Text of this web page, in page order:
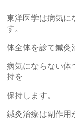
東洋医学は病気に
す。
体全体を診て鍼灸
病気にならない体
持を
保持します。
鍼灸治療は副作用